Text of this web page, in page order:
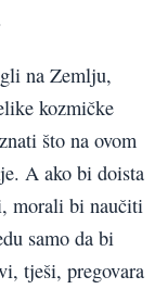
na Zemlju,
kozmičke
što na ovom
A ako bi doista
morali bi naučiti
samo da bi
tješi, pregovara